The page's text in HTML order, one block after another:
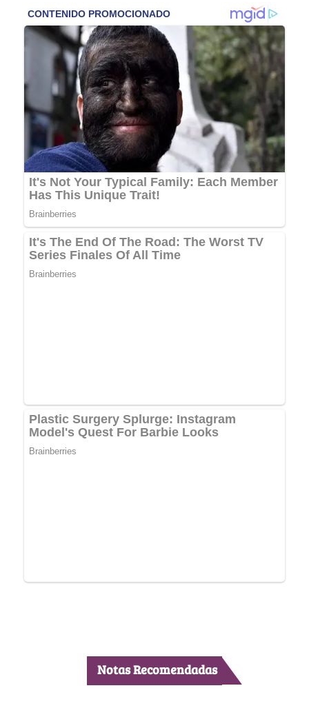
Notas Recomendadas